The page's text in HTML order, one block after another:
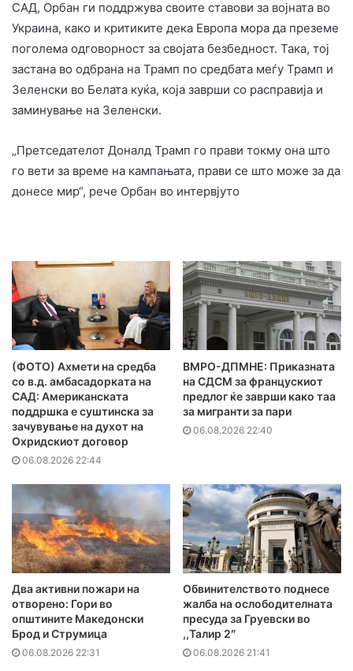
САД, Орбан ги поддржува своите ставови за војната во
Украина, како и критиките дека Европа мора да преземе
поголема одговорност за својата безбедност. Така, тој
застана во одбрана на Трамп по средбата меѓу Трамп и
Зеленски во Белата куќа, која заврши со расправија и
заминување на Зеленски.
„Претседателот Доналд Трамп го прави токму она што
го вети за време на кампањата, прави се што може за да
донесе мир“, рече Орбан во интервјуто
(ФОТО) Ахмети на средба
со в.д. амбасадорката на
САД: Американската
поддршка е суштинска за
зачувување на духот на
Охридскиот договор
06.08.2026 22:44
ВМРО-ДПМНЕ: Приказната
на СДСМ за францускиот
предлог ќе заврши како таа
за мигранти за пари
06.08.2026 22:40
Два активни пожари на
отворено: Гори во
општините Македонски
Брод и Струмица
06.08.2026 22:31
Обвинителството поднесе
жалба на ослободителната
пресуда за Груевски во
,,Талир 2″
06.08.2026 21:41